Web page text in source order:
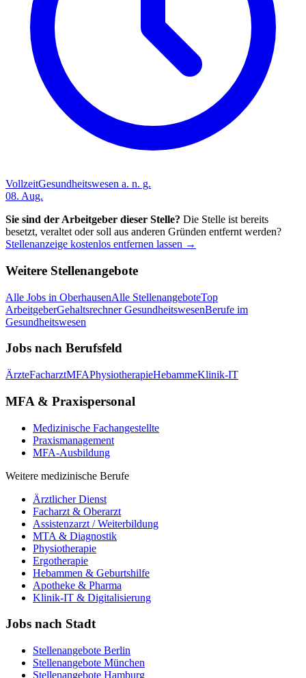
VollzeitGesundheitswesen a. n. g.
08. Aug.
Sie sind der Arbeitgeber dieser Stelle? Die Stelle ist bereits
besetzt, veraltet oder soll aus anderen Gründen entfernt werden?
Stellenanzeige kostenlos entfernen lassen →
Weitere Stellenangebote
Alle Jobs in OberhausenAlle StellenangeboteTop
ArbeitgeberGehaltsrechner GesundheitswesenBerufe im
Gesundheitswesen
Jobs nach Berufsfeld
ÄrzteFacharztMFAPhysiotherapieHebammeKlinik-IT
MFA & Praxispersonal
Medizinische Fachangestellte
Praxismanagement
MFA-Ausbildung
Weitere medizinische Berufe
Ärztlicher Dienst
Facharzt & Oberarzt
Assistenzarzt / Weiterbildung
MTA & Diagnostik
Physiotherapie
Ergotherapie
Hebammen & Geburtshilfe
Apotheke & Pharma
Klinik-IT & Digitalisierung
Jobs nach Stadt
Stellenangebote Berlin
Stellenangebote München
Stellenangebote Hamburg